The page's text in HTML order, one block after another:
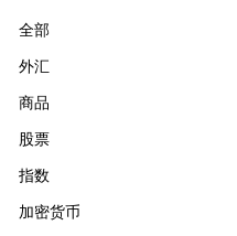
全部
外汇
商品
股票
指数
加密货币